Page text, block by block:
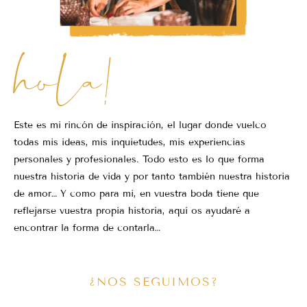
hola!
Este es mi rincón de inspiración, el lugar donde vuelco
todas mis ideas, mis inquietudes, mis experiencias
personales y profesionales. Todo esto es lo que forma
nuestra historia de vida y por tanto también nuestra historia
de amor… Y como para mi, en vuestra boda tiene que
reflejarse vuestra propia historia, aquí os ayudaré a
encontrar la forma de contarla…
¿NOS SEGUIMOS?